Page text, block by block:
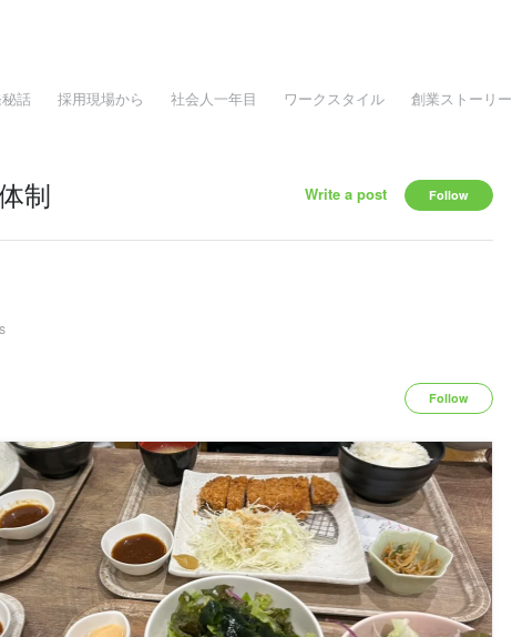
話 採用現場から 社会人一年目 ワークスタイル 創業ストーリー
制 Write a post Follow
Follow